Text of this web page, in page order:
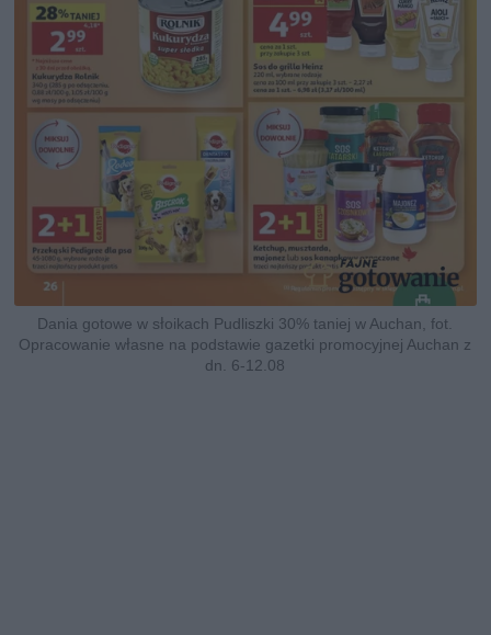
Dania gotowe w słoikach Pudliszki 30% taniej w Auchan, fot.
Opracowanie własne na podstawie gazetki promocyjnej Auchan z
dn. 6-12.08